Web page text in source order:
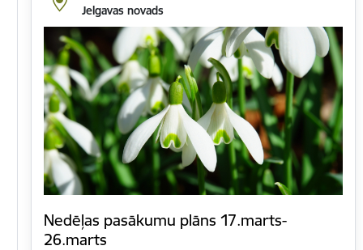
Jelgavas novads
Nedēļas pasākumu plāns 17.marts-
26.marts